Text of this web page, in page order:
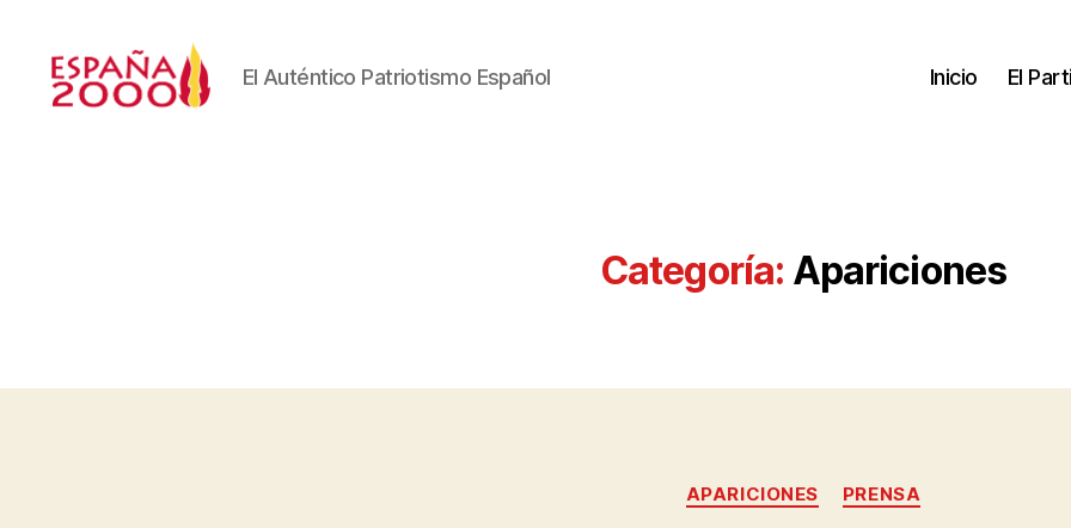
El Auténtico Patriotismo Español Inicio El
Categoría: Apariciones
APARICIONES PRENSA